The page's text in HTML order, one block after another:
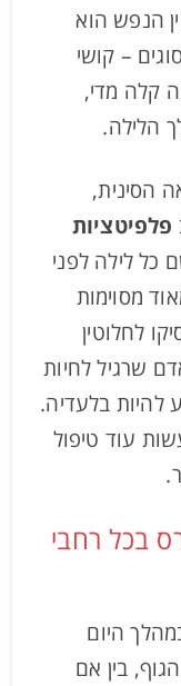
הנפש הוא
– קושי
קלה מדי,
הלילה.
הסינית,
פלפיטציות
כל לילה לפני
מסוימות
לחלוטין
שרגיל לחיות
להיות בלעדיה.
עוד טיפול
בכל רחבי
היום
בין אם